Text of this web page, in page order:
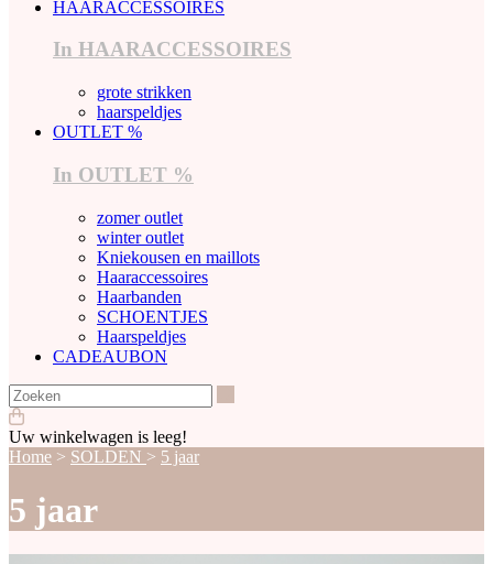
HAARACCESSOIRES
In HAARACCESSOIRES
grote strikken
haarspeldjes
OUTLET %
In OUTLET %
zomer outlet
winter outlet
Kniekousen en maillots
Haaraccessoires
Haarbanden
SCHOENTJES
Haarspeldjes
CADEAUBON
Uw winkelwagen is leeg!
Home > SOLDEN > 5 jaar
5 jaar